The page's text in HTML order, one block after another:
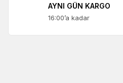
AYNI GÜN KARGO
16:00’a kadar